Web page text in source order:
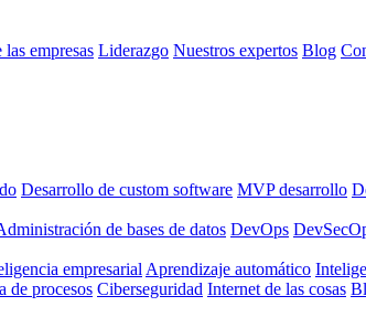
empresas Liderazgo Nuestros expertos Blog
Desarrollo de custom software MVP desarrollo
de bases de datos DevOps
empresarial Aprendizaje automático
de procesos Ciberseguridad Internet de las cosas